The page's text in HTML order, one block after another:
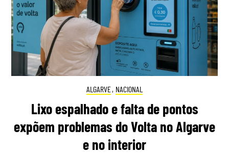
ALGARVE, NACIONAL
Lixo espalhado e falta de pontos
expõem problemas do Volta no Algarve
e no interior